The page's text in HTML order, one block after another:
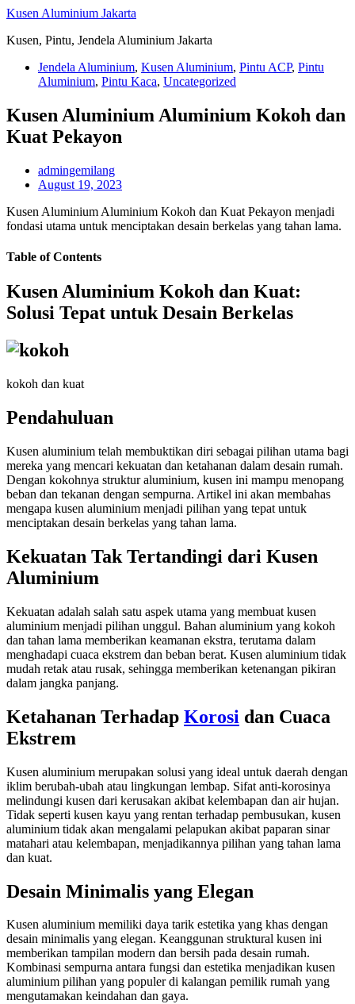
Skip
content
Kusen Aluminium Jakarta
Kusen, Pintu, Jendela Aluminium Jakarta
Jendela Aluminium, Kusen Aluminium, Pintu ACP, Pintu
Aluminium, Pintu Kaca, Uncategorized
Kusen Aluminium Aluminium Kokoh dan
Kuat Pekayon
admingemilang
August 19, 2023
Kusen Aluminium Aluminium Kokoh dan Kuat Pekayon menjadi
fondasi utama untuk menciptakan desain berkelas yang tahan lama.
Table of Contents
Kusen Aluminium Kokoh dan Kuat:
Solusi Tepat untuk Desain Berkelas
kokoh dan kuat
Pendahuluan
Kusen aluminium telah membuktikan diri sebagai pilihan utama bagi
mereka yang mencari kekuatan dan ketahanan dalam desain rumah.
Dengan kokohnya struktur aluminium, kusen ini mampu menopang
beban dan tekanan dengan sempurna. Artikel ini akan membahas
mengapa kusen aluminium menjadi pilihan yang tepat untuk
menciptakan desain berkelas yang tahan lama.
Kekuatan Tak Tertandingi dari Kusen
Aluminium
Kekuatan adalah salah satu aspek utama yang membuat kusen
aluminium menjadi pilihan unggul. Bahan aluminium yang kokoh
dan tahan lama memberikan keamanan ekstra, terutama dalam
menghadapi cuaca ekstrem dan beban berat. Kusen aluminium tidak
mudah retak atau rusak, sehingga memberikan ketenangan pikiran
dalam jangka panjang.
Ketahanan Terhadap Korosi dan Cuaca
Ekstrem
Kusen aluminium merupakan solusi yang ideal untuk daerah dengan
iklim berubah-ubah atau lingkungan lembap. Sifat anti-korosinya
melindungi kusen dari kerusakan akibat kelembapan dan air hujan.
Tidak seperti kusen kayu yang rentan terhadap pembusukan, kusen
aluminium tidak akan mengalami pelapukan akibat paparan sinar
matahari atau kelembapan, menjadikannya pilihan yang tahan lama
dan kuat.
Desain Minimalis yang Elegan
Kusen aluminium memiliki daya tarik estetika yang khas dengan
desain minimalis yang elegan. Keanggunan struktural kusen ini
memberikan tampilan modern dan bersih pada desain rumah.
Kombinasi sempurna antara fungsi dan estetika menjadikan kusen
aluminium pilihan yang populer di kalangan pemilik rumah yang
mengutamakan keindahan dan gaya.